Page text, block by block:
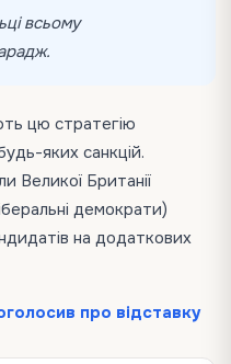
всьому
цю стратегію
яких санкцій.
Великої Британії
демократи)
на додаткових
про відставку